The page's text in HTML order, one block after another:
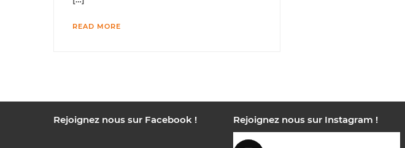
READ MORE
Rejoignez nous sur Facebook ! Rejoignez nous sur Instagram !